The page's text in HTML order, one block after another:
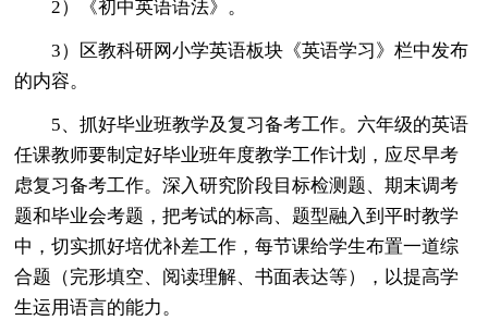
2）《初中英语语法》。
3）区教科研网小学英语板块《英语学习》栏中发布
的内容。
5、抓好毕业班教学及复习备考工作。六年级的英语
任课教师要制定好毕业班年度教学工作计划，应尽早考
虑复习备考工作。深入研究阶段目标检测题、期末调考
题和毕业会考题，把考试的标高、题型融入到平时教学
中，切实抓好培优补差工作，每节课给学生布置一道综
合题（完形填空、阅读理解、书面表达等），以提高学
生运用语言的能力。